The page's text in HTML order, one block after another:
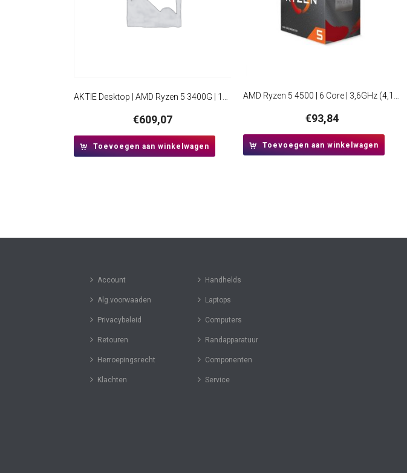
€609,07
Toevoegen aan winkelwagen
€93,84
Toevoegen aan winkelwagen
Account
Alg.voorwaaden
Privacybeleid
Retouren
Herroepingsrecht
Klachten
Handhelds
Laptops
Computers
Randapparatuur
Componenten
Service